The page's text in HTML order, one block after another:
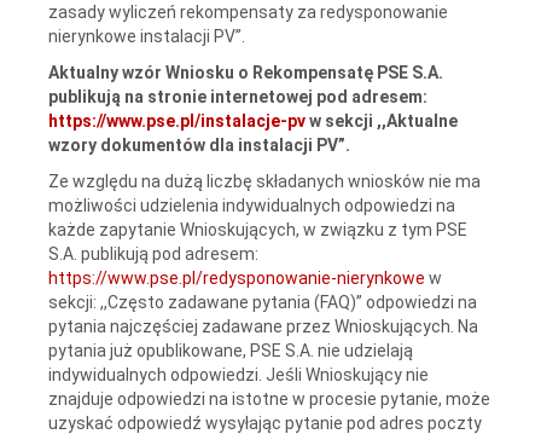
zasady wyliczeń rekompensaty za redysponowanie
nierynkowe instalacji PV”.
Aktualny wzór Wniosku o Rekompensatę PSE S.A.
publikują na stronie internetowej pod adresem:
https://www.pse.pl/instalacje-pvw sekcji ,,Aktualne
wzory dokumentów dla instalacji PV”.
Ze względu na dużą liczbę składanych wniosków nie ma
możliwości udzielenia indywidualnych odpowiedzi na
każde zapytanie Wnioskujących, w związku z tym PSE
S.A. publikują pod adresem:
https://www.pse.pl/redysponowanie-nierynkowe w
sekcji: ,,Często zadawane pytania (FAQ)” odpowiedzi na
pytania najczęściej zadawane przez Wnioskujących. Na
pytania już opublikowane, PSE S.A. nie udzielają
indywidualnych odpowiedzi. Jeśli Wnioskujący nie
znajduje odpowiedzi na istotne w procesie pytanie, może
uzyskać odpowiedź wysyłając pytanie pod adres poczty